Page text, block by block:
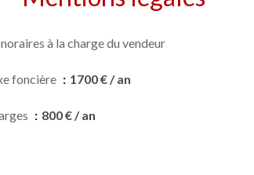
à la charge du vendeur
foncière 1700 € / an
800 € / an